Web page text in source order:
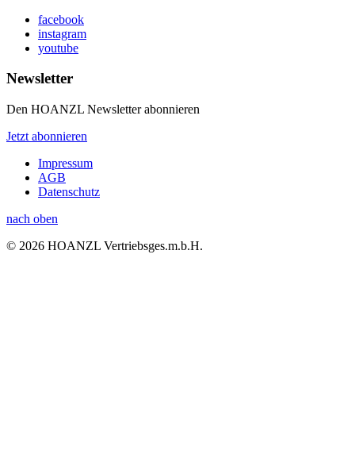
facebook
instagram
youtube
Newsletter
Den HOANZL Newsletter abonnieren
Jetzt abonnieren
Impressum
AGB
Datenschutz
nach oben
© 2026 HOANZL Vertriebsges.m.b.H.